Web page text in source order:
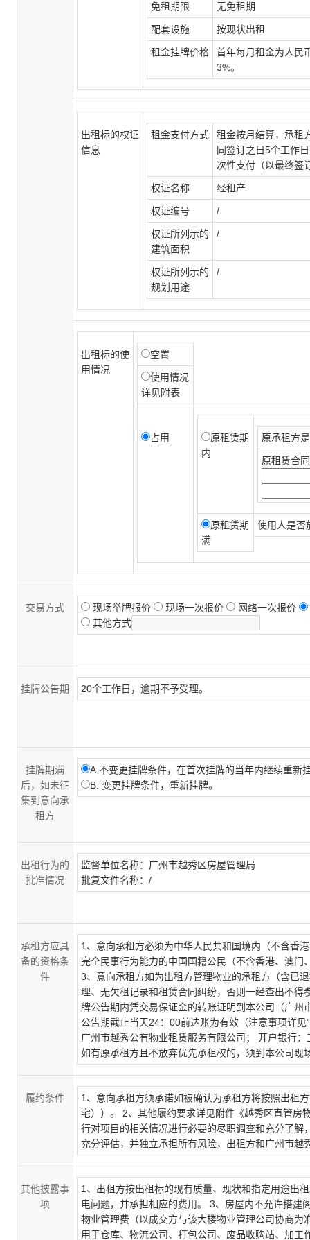
免租期限 无免租期
配套设施 按现状出租
租金挂牌价格
首年每月租金为人民
3%。
出租标的权证
信息
租金支付方式
租金按月结算，承租
同签订之日5个工作
次性支付（以最终签
权证名称 经租产
权证编号 /
权证所列示的
建筑面积
/
权证所列示的
规划用途
/
出租标的使
用情况
空置
使用情况
详见附表
占用
原租赁期
内
原承租方
原租赁合
原租赁期
满
使用人是否
交易方式 现场举牌报价 现场一次报价
网络一次报价
其他方式
挂牌公告期 20个工作日，逾期不予受理。
挂牌期满
后，如未征
集到意向承
租方
A.不变更挂牌条件，在首次挂牌的当年内继续重新
B. 变更挂牌条件，重新挂牌。
出租行为的
批准情况
监督单位名称：广州市越秀区房屋管理局
批复文件名称：/
承租方应具
备的资格条
件
1、意向承租方必须为中华人民共和国境内（不含香
完全民事行为能力的中国国籍公民（不含香港、澳
3、意向承租方如为出租方管理物业的承租方（含已
理、无欠租记录和租赁合同纠纷，否则一经查出不
牌公告期内凭交易保证金的转账证明到本公司（广
公告期截止当天24：00前达账为有效（注意事项详
广州市越秀公有物业租赁服务有限公司； 开户银行
如有原承租方且不放弃优先承租权的，须到本公司
履约条件
1、意向承租方须承诺如被确认为承租方将按照出租
宅））。 2、其他履约要求详见附件《越秀区直管房
行对项目的相关情况进行必要的尽职调查和充分了
充分评估，并独立承担所有风险，出租方和广州市
其他披露事
项
1、出租方按出租标的现有质量、现状和指定用途出
电问题，并承担相应的费用。 3、房屋内不允许搭建
物业管理费（以成交方与该大楼物业管理公司协商
用于仓库、物流公司、打包公司、废品收购站、加